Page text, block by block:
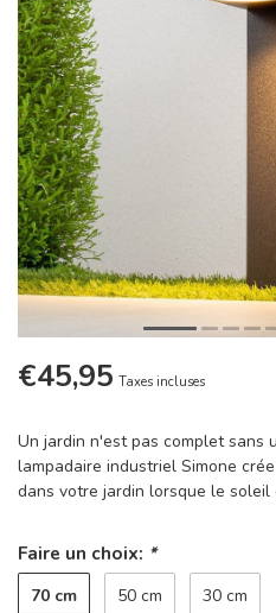
€45,95 Taxes incluses
Un jardin n'est pas complet sans
lampadaire industriel Simone
dans votre jardin lorsque le soleil
Faire un choix: *
70 cm 50 cm 30 cm